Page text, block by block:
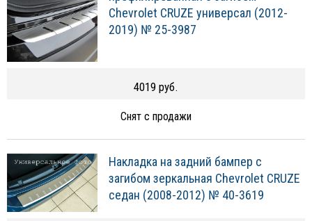
Chevrolet CRUZE универсал (2012-
2019) № 25-3987
4019 руб.
Снят с продажи
Накладка на задний бампер с
загибом зеркальная Chevrolet CRUZE
седан (2008-2012) № 40-3619